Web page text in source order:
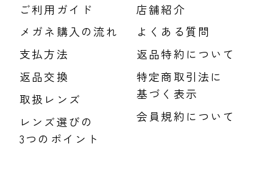
ご利用ガイド
メガネ購入の流れ
支払方法
返品交換
取扱レンズ
レンズ選びの
3つのポイント
店舗紹介
よくある質問
返品特約について
特定商取引法に
基づく表示
会員規約について